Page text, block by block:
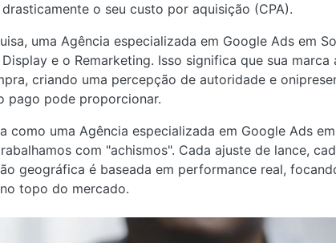
o seu custo por aquisição (CPA).
uma Agência especializada em Google Ads em
Display e o Remarketing. Isso significa que sua
criando uma percepção de autoridade e
pago pode proporcionar.
como uma Agência especializada em Google Ads
com "achismos". Cada ajuste de lance,
geográfica é baseada em performance real,
topo do mercado.